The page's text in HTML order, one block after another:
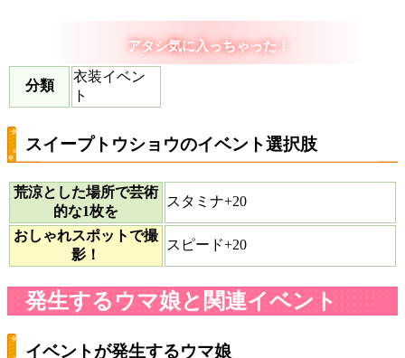
アタシ気に入っちゃった！
分類
衣装イベン
ト
スイープトウショウのイベント選択肢
荒涼とした場所で芸術
的な1枚を
スタミナ+20
おしゃれスポットで撮
影！
スピード+20
発生するウマ娘と関連イベント
イベントが発生するウマ娘